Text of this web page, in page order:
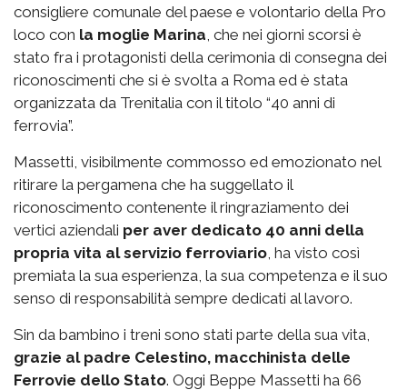
consigliere comunale del paese e volontario della Pro
loco con la moglie Marina , che nei giorni scorsi è
stato fra i protagonisti della cerimonia di consegna dei
riconoscimenti che si è svolta a Roma ed è stata
organizzata da Trenitalia con il titolo “40 anni di
ferrovia”.
Massetti, visibilmente commosso ed emozionato nel
ritirare la pergamena che ha suggellato il
riconoscimento contenente il ringraziamento dei
vertici aziendali per aver dedicato 40 anni della
propria vita al servizio ferroviario , ha visto così
premiata la sua esperienza, la sua competenza e il suo
senso di responsabilità sempre dedicati al lavoro.
Sin da bambino i treni sono stati parte della sua vita,
grazie al padre Celestino, macchinista delle
Ferrovie dello Stato. Oggi Beppe Massetti ha 66